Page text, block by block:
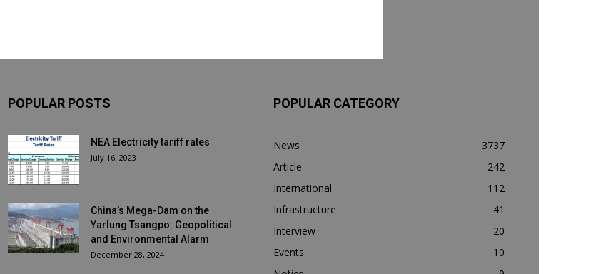
POPULAR POSTS
NEA Electricity tariff rates
July 16, 2023
China’s Mega-Dam on the
Yarlung Tsangpo: Geopolitical
and Environmental Alarm
December 28, 2024
POPULAR CATEGORY
News
3737
Article
242
International
112
Infrastructure
41
Interview
20
Events
10